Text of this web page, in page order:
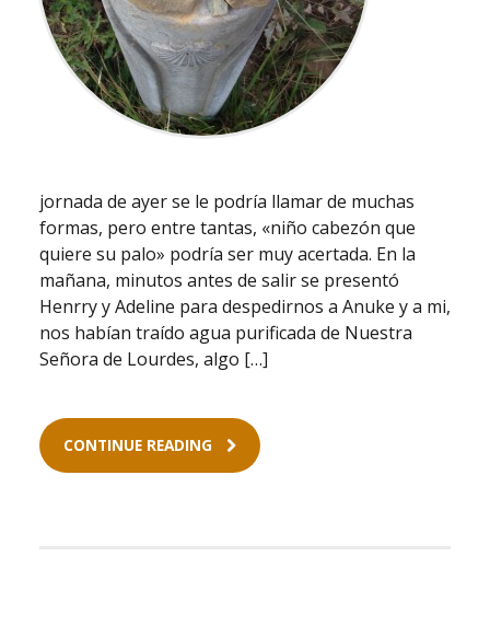
jornada de ayer se le podría llamar de muchas
formas, pero entre tantas, «niño cabezón que
quiere su palo» podría ser muy acertada. En la
mañana, minutos antes de salir se presentó
Henrry y Adeline para despedirnos a Anuke y a mi,
nos habían traído agua purificada de Nuestra
Señora de Lourdes, algo […]
CONTINUE READING